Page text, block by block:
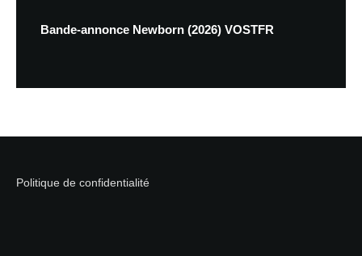
Bande-annonce Newborn (2026) VOSTFR
Politique de confidentialité